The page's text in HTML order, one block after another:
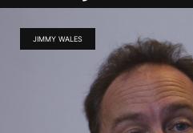
JIMMY WALES